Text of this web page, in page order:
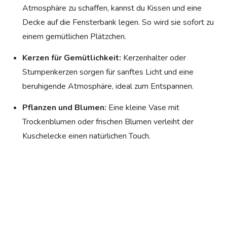
Atmosphäre zu schaffen, kannst du Kissen und eine
Decke auf die Fensterbank legen. So wird sie sofort zu
einem gemütlichen Plätzchen.
Kerzen für Gemütlichkeit: Kerzenhalter oder
Stumpenkerzen sorgen für sanftes Licht und eine
beruhigende Atmosphäre, ideal zum Entspannen.
Pflanzen und Blumen: Eine kleine Vase mit
Trockenblumen oder frischen Blumen verleiht der
Kuschelecke einen natürlichen Touch.